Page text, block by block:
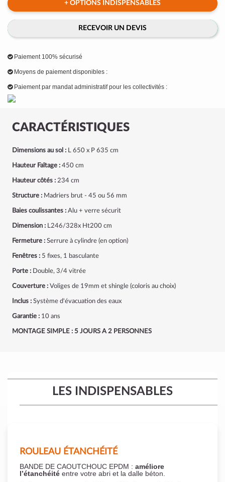
CARACTÉRISTIQUES
Dimensions au sol : L 650 x P 635 cm
Hauteur Faîtage : 450 cm
Hauteur côtés : 234 cm
Structure : Madriers brut - 45 ou 56 mm
Baies coulissantes : Alu + verre sécurit
Dimension : L246/328x Ht200 cm
Fermeture : Serrure à cylindre (en option)
Fenêtres : 5 fixes, 1 basculante
Porte : Double, 3/4 vitrée
Couverture : Voliges de 19mm et shingle (coloris au choix)
Inclus : Système d'évacuation des eaux
Garantie : 10 ans
MONTAGE SIMPLE : 5 JOURS A 2 PERSONNES
+ OPTIONS INDISPENSABLES
RECEVOIR UN DEVIS
Paiement 100% sécurisé
Moyens de paiement disponibles :
Paiement par mandat administratif pour les collectivités :
LES INDISPENSABLES
ROULEAU ÉTANCHÉITÉ
BANDE DE CAOUTCHOUC EPDM : améliore
l’étanchéité entre votre abri et la dalle béton.